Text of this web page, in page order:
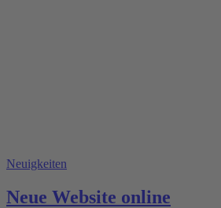
Neuigkeiten
Neue Website online